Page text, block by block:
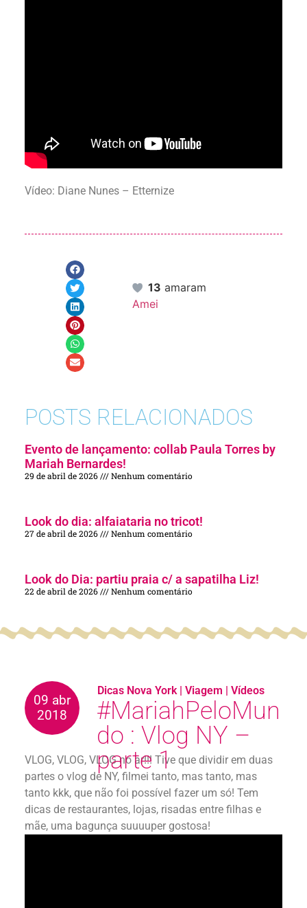
Vídeo: Diane Nunes – Etternize
13 amaram
Amei
POSTS RELACIONADOS
Evento de lançamento: collab Paula Torres by
Mariah Bernardes!
29 de abril de 2026 Nenhum comentário
Look do dia: alfaiataria no tricot!
27 de abril de 2026 Nenhum comentário
Look do Dia: partiu praia c/ a sapatilha Liz!
22 de abril de 2026 Nenhum comentário
09 abr
2018
Dicas Nova York | Viagem | Vídeos
#MariahPeloMun
do : Vlog NY –
parte 1
VLOG, VLOG, VLOG no ar!!! Tive que dividir em duas
partes o vlog de NY, filmei tanto, mas tanto, mas
tanto kkk, que não foi possível fazer um só! Tem
dicas de restaurantes, lojas, risadas entre filhas e
mãe, uma bagunça suuuuper gostosa!